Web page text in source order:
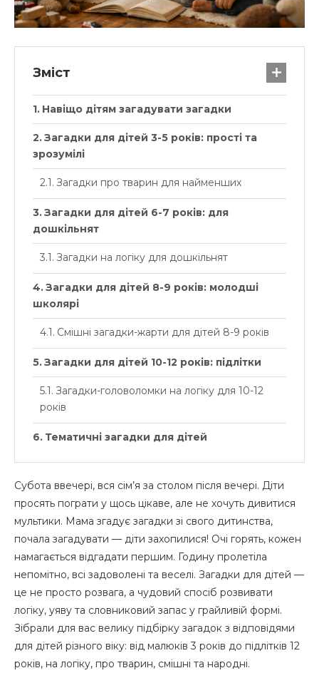
Зміст
Навіщо дітям загадувати загадки
Загадки для дітей 3-5 років: прості та
зрозумілі
Загадки про тварин для найменших
Загадки для дітей 6-7 років: для
дошкільнят
Загадки на логіку для дошкільнят
Загадки для дітей 8-9 років: молодші
школярі
Смішні загадки-жарти для дітей 8-9 років
Загадки для дітей 10-12 років: підлітки
Загадки-головоломки на логіку для 10-12
років
Тематичні загадки для дітей
Загадки про тварин для всіх віків
Загадки про природу та пори року
Українські народні загадки
Як правильно загадувати загадки дітям
Субота ввечері, вся сім’я за столом після вечері. Діти
просять пограти у щось цікаве, але не хочуть дивитися
мультики. Мама згадує загадки зі свого дитинства,
почала загадувати — діти захопилися! Очі горять, кожен
намагається відгадати першим. Годину пролетіла
непомітно, всі задоволені та веселі. Загадки для дітей —
це не просто розвага, а чудовий спосіб розвивати
логіку, уяву та словниковий запас у грайливій формі.
Зібрали для вас велику підбірку загадок з відповідями
для дітей різного віку: від малюків 3 років до підлітків 12
років, на логіку, про тварин, смішні та народні.